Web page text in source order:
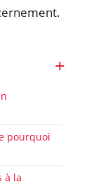
pourquoi
à la